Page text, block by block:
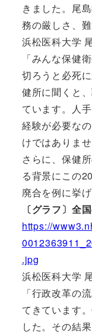
きました。尾
務の厳しさ、
浜松医科大学
「みんな保健
切ろうと必死
健所に聞くと
ています。人
経験が必要な
けではありませ
さらに、保健
る背景にこの
廃合を例に挙
〔グラフ〕全
https://
.jpg
浜松医科大学
「行政改革の
てきています
した。その結